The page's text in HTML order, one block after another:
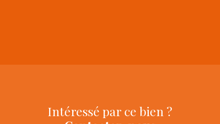
Intéressé par ce bien ?